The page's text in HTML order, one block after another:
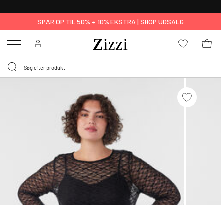
SPAR OP TIL 50% + 10% EKSTRA | SHOP UDSALG
Menu